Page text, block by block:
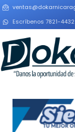
Escríbenos 7821-4432